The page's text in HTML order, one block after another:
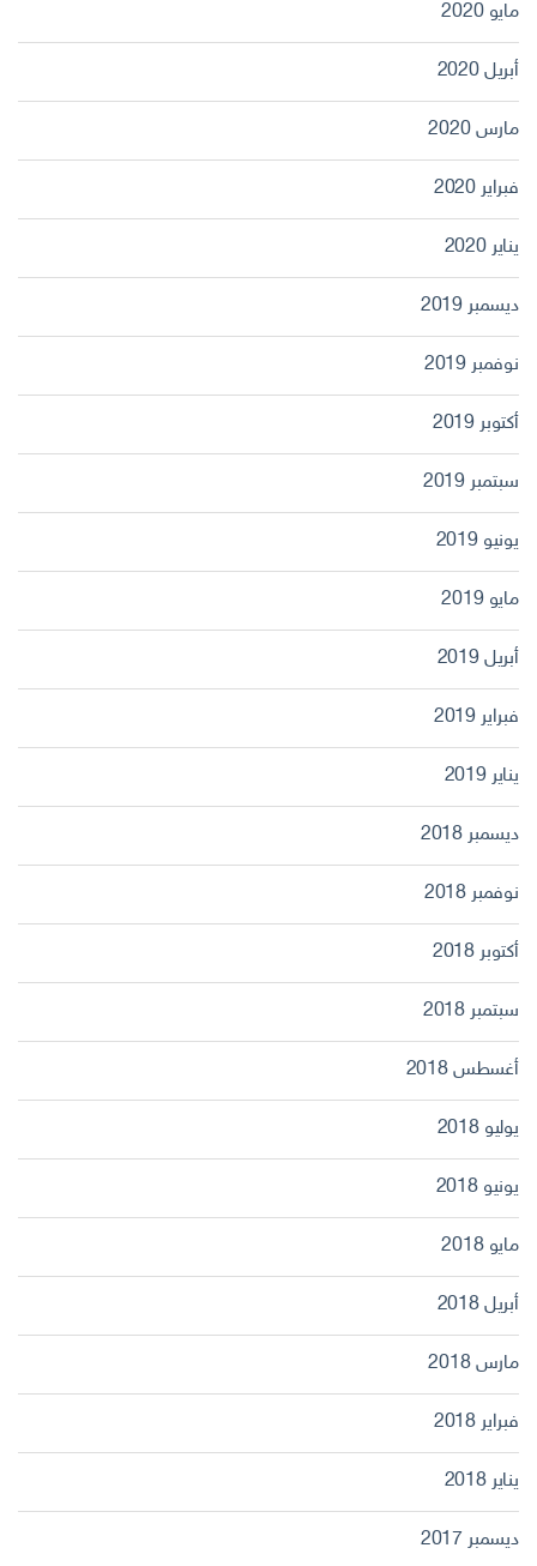
مايو 2020
أبريل 2020
مارس 2020
فبراير 2020
يناير 2020
ديسمبر 2019
نوفمبر 2019
أكتوبر 2019
سبتمبر 2019
يونيو 2019
مايو 2019
أبريل 2019
فبراير 2019
يناير 2019
ديسمبر 2018
نوفمبر 2018
أكتوبر 2018
سبتمبر 2018
أغسطس 2018
يوليو 2018
يونيو 2018
مايو 2018
أبريل 2018
مارس 2018
فبراير 2018
يناير 2018
ديسمبر 2017